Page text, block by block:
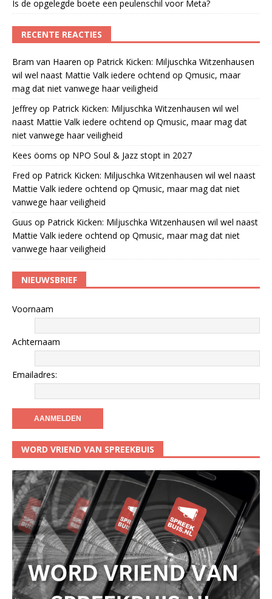
Is de opgelegde boete een peulenschil voor Meta?
RECENTE REACTIES
Bram van Haaren op Patrick Kicken: Miljuschka Witzenhausen
wil wel naast Mattie Valk iedere ochtend op Qmusic, maar
mag dat niet vanwege haar veiligheid
Jeffrey op Patrick Kicken: Miljuschka Witzenhausen wil wel
naast Mattie Valk iedere ochtend op Qmusic, maar mag dat
niet vanwege haar veiligheid
Kees öoms op NPO Soul & Jazz stopt in 2027
Fred op Patrick Kicken: Miljuschka Witzenhausen wil wel naast
Mattie Valk iedere ochtend op Qmusic, maar mag dat niet
vanwege haar veiligheid
Guus op Patrick Kicken: Miljuschka Witzenhausen wil wel naast
Mattie Valk iedere ochtend op Qmusic, maar mag dat niet
vanwege haar veiligheid
NIEUWSBRIEF
Voornaam
Achternaam
Emailadres:
WORD VRIEND VAN SPREEKBUIS